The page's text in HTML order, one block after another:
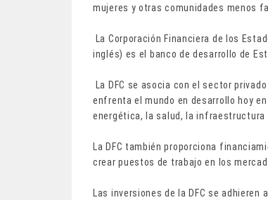
mujeres y otras comunidades menos
La Corporación Financiera de los
inglés) es el banco de desarrollo de
La DFC se asocia con el sector
enfrenta el mundo en desarrollo hoy
energética, la salud, la
La DFC también proporciona
crear puestos de trabajo en los
Las inversiones de la DFC se